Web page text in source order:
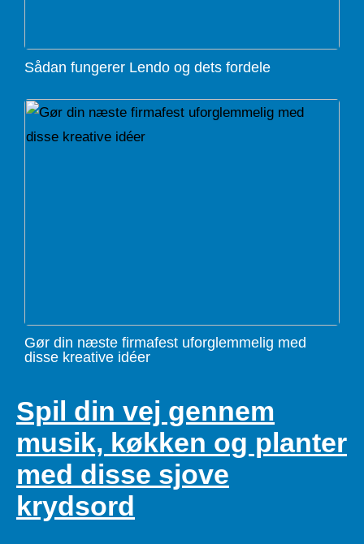
Sådan fungerer Lendo og dets fordele
Gør din næste firmafest uforglemmelig med
disse kreative idéer
Spil din vej gennem
musik, køkken og planter
med disse sjove
krydsord